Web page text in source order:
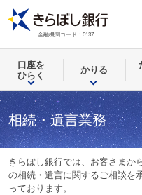
金融機関コード：0137
口座を
ひらく
かりる
相続・遺言業務
きらぼし銀行では、お客さまか
の相続・遺言に関するご相談を
っております。